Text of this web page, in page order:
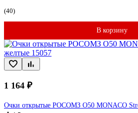
(40)
В корзину
1 164 ₽
Очки открытые РОСОМЗ О50 MONACO